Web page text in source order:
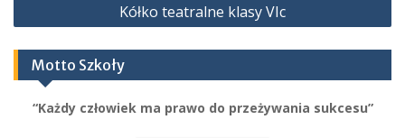
Kółko teatralne klasy VIc
Motto Szkoły
“Każdy człowiek ma prawo do przeżywania sukcesu”